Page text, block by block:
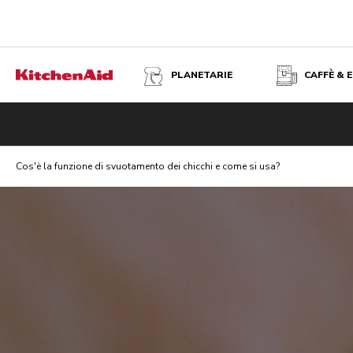
PLANETARIE CAFFÈ &
Cos'è la funzione di svuotamento dei chicchi e come si usa?